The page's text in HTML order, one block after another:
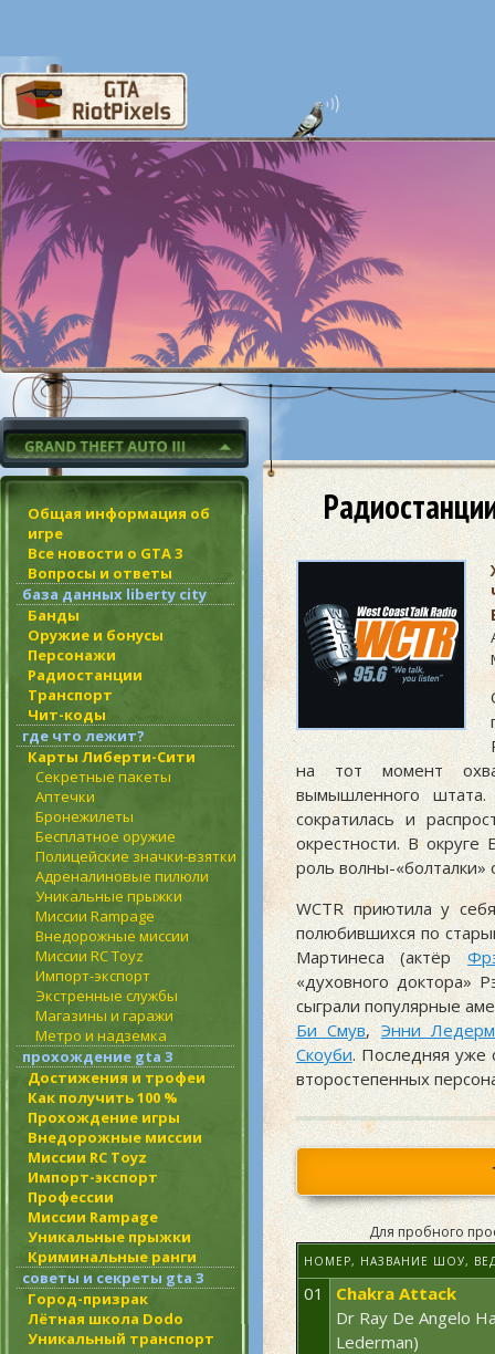
Общая информация об
игре
Все новости о GTA 3
Вопросы и ответы
база данных liberty city
Банды
Оружие и бонусы
Персонажи
Радиостанции
Транспорт
Чит-коды
где что лежит?
Карты Либерти-Сити
Секретные пакеты
Аптечки
Бронежилеты
Бесплатное оружие
Полицейские значки-взятки
Адреналиновые пилюли
Уникальные прыжки
Миссии Rampage
Внедорожные миссии
Миссии RC Toyz
Импорт-экспорт
Экстренные службы
Магазины и гаражи
Метро и надземка
прохождение gta 3
Достижения и трофеи
Как получить 100 %
Прохождение игры
Внедорожные миссии
Миссии RC Toyz
Импорт-экспорт
Профессии
Миссии Rampage
Уникальные прыжки
Криминальные ранги
советы и секреты gta 3
Город-призрак
Лётная школа Dodo
Уникальный транспорт
на тот момент
вымышленного
сократилась и
окрестности. В округе
роль волны-
WCTR приютила у
полюбившихся по
Мартинеса (актёр
«духовного доктора»
сыграли популярные
Би Смув,Энни
Скоуби. Последняя уже
второстепенных
Для пробного
НОМЕР, НАЗВАНИЕ ШОУ,
01
Chakra Attack
Dr Ray De Angelo
Lederman)